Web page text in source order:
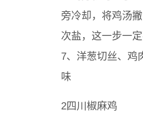
旁冷却，将鸡汤
次盐，这一步一
7、洋葱切丝、鸡
味
2四川椒麻鸡